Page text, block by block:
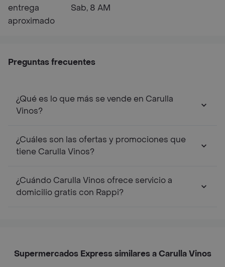
entrega
aproximado
Sab, 8 AM
Preguntas frecuentes
¿Qué es lo que más se vende en Carulla
Vinos?
¿Cuáles son las ofertas y promociones que
tiene Carulla Vinos?
¿Cuándo Carulla Vinos ofrece servicio a
domicilio gratis con Rappi?
Supermercados Express similares a Carulla Vinos